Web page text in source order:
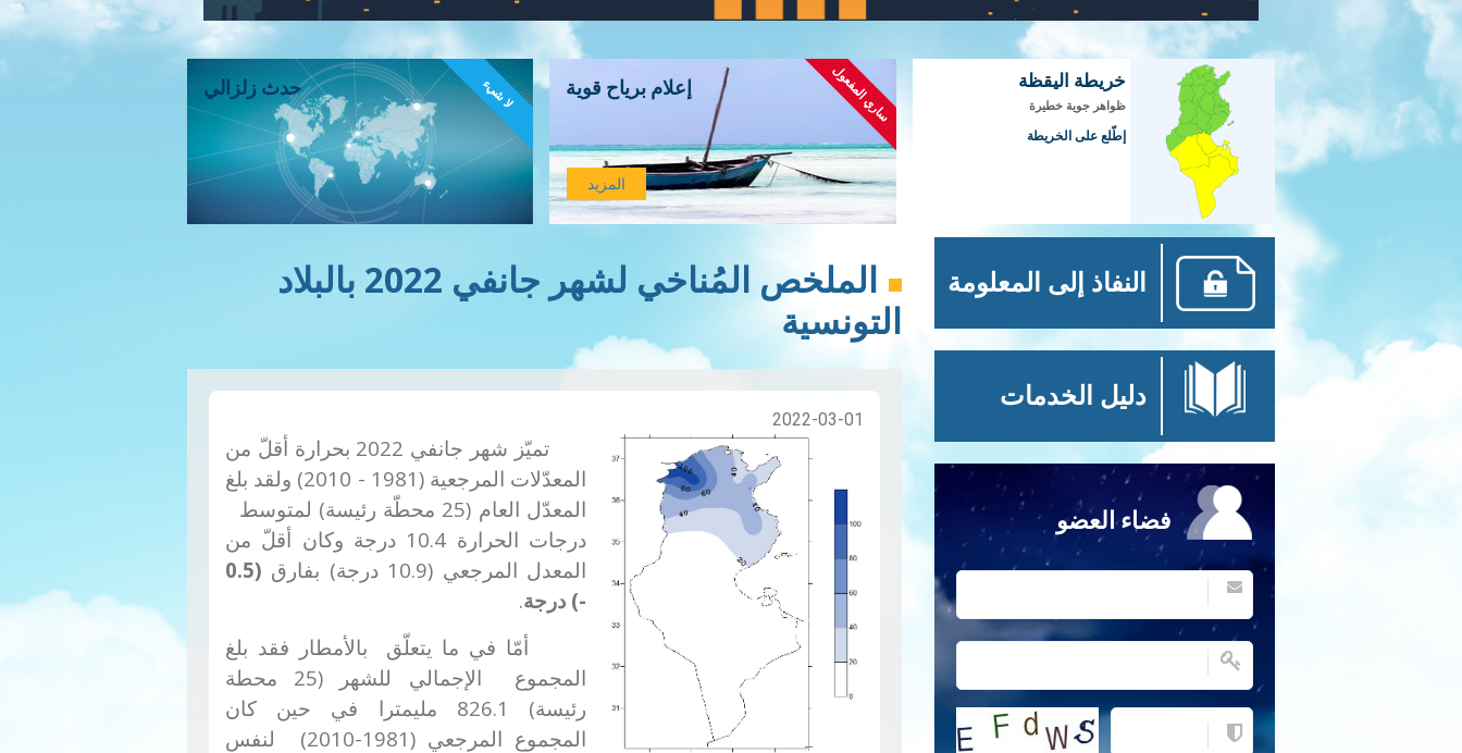
خريطة اليقظة
ظواهر جوية خطيرة
إطّلع على الخريطة
إعلام برياح قوية ساري المفعول
المزيد
حدث زلزالي لا شيء
الملخص المُناخي لشهر جانفي 2022 بالبلاد
التونسية
2022-03-01
تميّز شهر جانفي 2022 بحرارة أقلّ من
المعدّلات المرجعية (1981 - 2010) ولقد بلغ
المعدّل العام (25 محطّة رئيسة) لمتوسط ​​
درجات الحرارة 10.4 درجة وكان أقلّ من
المعدل المرجعي (10.9 درجة) بفارق
(0.5
-) درجة.
أمّا في ما يتعلّق بالأمطار فقد بلغ
المجموع الإجمالي للشهر (25 محطة
رئيسة) 826.1 مليمترا في حين كان
المجموع المرجعي (1981-2010) لنفس
النفاذ إلى المعلومة
دليل الخدمات
فضاء العضو